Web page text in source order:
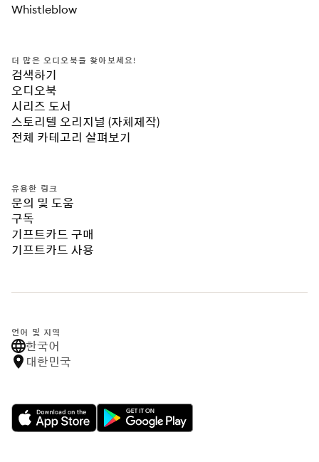
Whistleblow
더 많은 오디오북을 찾아보세요!
검색하기
오디오북
시리즈 도서
스토리텔 오리지널 (자체제작)
전체 카테고리 살펴보기
유용한 링크
문의 및 도움
구독
기프트카드 구매
기프트카드 사용
언어 및 지역
한국어
대한민국